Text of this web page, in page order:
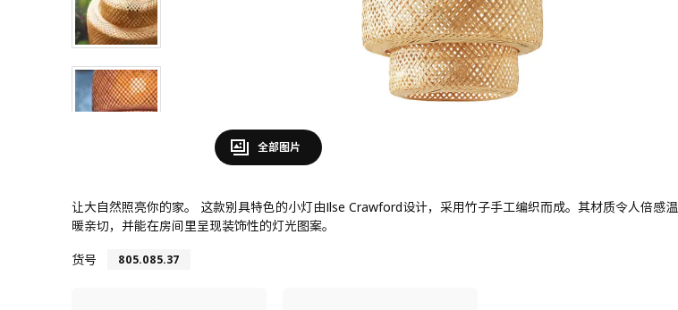
全部图片
让大自然照亮你的家。 这款别具特色的小灯由Ilse Crawford设计，采用竹子手工编织而成。其材质令人倍感温
暖亲切，并能在房间里呈现装饰性的灯光图案。
货号
805.085.37